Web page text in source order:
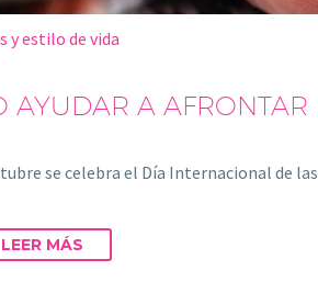
y estilo de vida
AYUDAR A
se celebra el Día Internacional de
LEER MÁS